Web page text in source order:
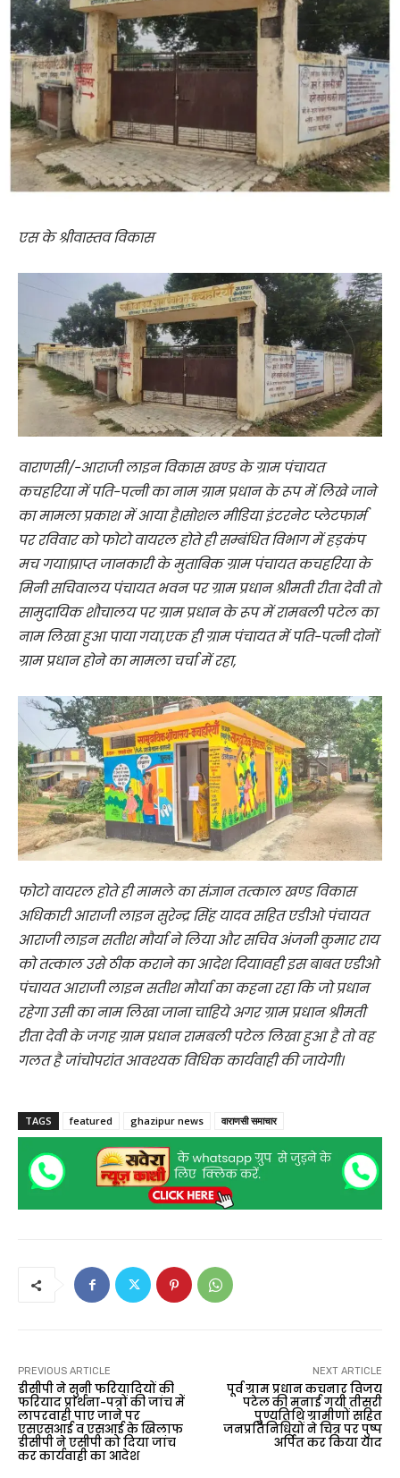
एस के श्रीवास्तव विकास
वाराणसी/-आराजी लाइन विकास खण्ड के ग्राम पंचायत
कचहरिया में पति-पत्नी का नाम ग्राम प्रधान के रूप में लिखे जाने
का मामला प्रकाश में आया है।सोशल मीडिया इंटरनेट प्लेटफार्म
पर रविवार को फोटो वायरल होते ही सम्बंधित विभाग में हड़कंप
मच गया।प्राप्त जानकारी के मुताबिक ग्राम पंचायत कचहरिया के
मिनी सचिवालय पंचायत भवन पर ग्राम प्रधान श्रीमती रीता देवी तो
सामुदायिक शौचालय पर ग्राम प्रधान के रूप में रामबली पटेल का
नाम लिखा हुआ पाया गया,एक ही ग्राम पंचायत में पति-पत्नी दोनों
ग्राम प्रधान होने का मामला चर्चा में रहा,
फोटो वायरल होते ही मामले का संज्ञान तत्काल खण्ड विकास
अधिकारी आराजी लाइन सुरेन्द्र सिंह यादव सहित एडीओ पंचायत
आराजी लाइन सतीश मौर्या ने लिया और सचिव अंजनी कुमार राय
को तत्काल उसे ठीक कराने का आदेश दिया।वही इस बाबत एडीओ
पंचायत आराजी लाइन सतीश मौर्या का कहना रहा कि जो प्रधान
रहेगा उसी का नाम लिखा जाना चाहिये अगर ग्राम प्रधान श्रीमती
रीता देवी के जगह ग्राम प्रधान रामबली पटेल लिखा हुआ है तो वह
गलत है जांचोपरांत आवश्यक विधिक कार्यवाही की जायेगी।
TAGS featured ghazipur news वाराणसी समाचार
PREVIOUS ARTICLE
डीसीपी ने सुनी फरियादियों की
फरियाद प्रार्थना-पत्रों की जांच में
लापरवाही पाए जाने पर
एसएसआई व एसआई के खिलाफ
डीसीपी ने एसीपी को दिया जांच
कर कार्यवाही का आदेश
NEXT ARTICLE
पूर्व ग्राम प्रधान कचनार विजय
पटेल की मनाई गयी तीसरी
पुण्यतिथि ग्रामीणों सहित
जनप्रतिनिधियों ने चित्र पर पुष्प
अर्पित कर किया याद